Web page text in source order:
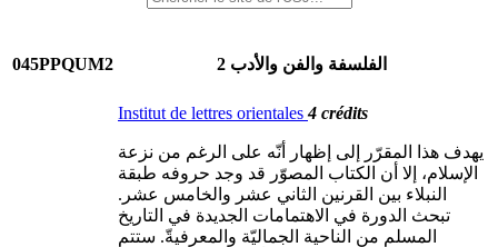
045PPQUM2 الفلسفة والفن والأدب 2
Institut de lettres orientales4 crédits
يهدف هذا المقرّر إلى إظهار أنّه على الرغم من نزعة
الإسلام، إلا أن الكتاب المصوّر قد وجد حروفه طبقة
النبلاء بين القرنين الثاني عشر والخامس عشر.
تبحث الدورة في الاهتمامات الجديدة في التاريخ
المسلم من الناحية الجماليّة والمعرفيةّ. ستتم